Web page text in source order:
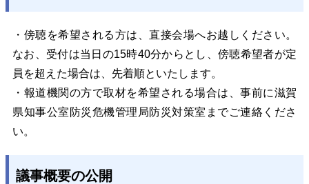
・傍聴を希望される方は、直接会場へお越しください。
なお、受付は当日の15時40分からとし、傍聴希望者が定
員を超えた場合は、先着順といたします。
・ 報道機関の方で取材を希望される場合は、事前に滋賀
県知事公室防災危機管理局防災対策室までご連絡くださ
い。
議事概要の公開